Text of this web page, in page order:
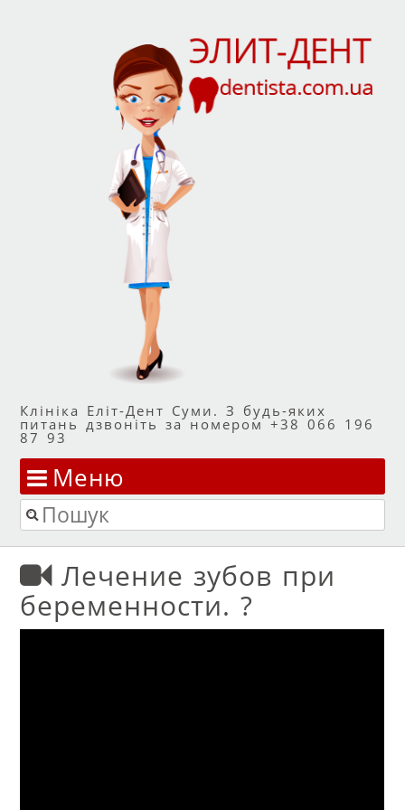
Клініка Еліт-Дент Суми. З будь-яких
питань дзвоніть за номером +38 066 196
87 93
Меню
Перейти до змісту
Пошук
Лечение зубов при
беременности. ?